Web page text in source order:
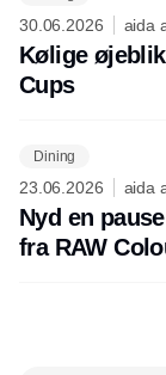
30.06.2026 aida
Kølige
Cups
Dining
23.06.2026 aida
Nyd en
fra RAW